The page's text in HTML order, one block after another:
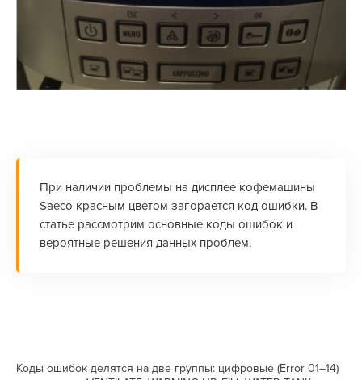
При наличии проблемы на дисплее кофемашины
Saeco красным цветом загорается код ошибки. В
статье рассмотрим основные коды ошибок и
вероятные решения данных проблем.
Коды ошибок делятся на две группы: цифровые (Error 01–14)